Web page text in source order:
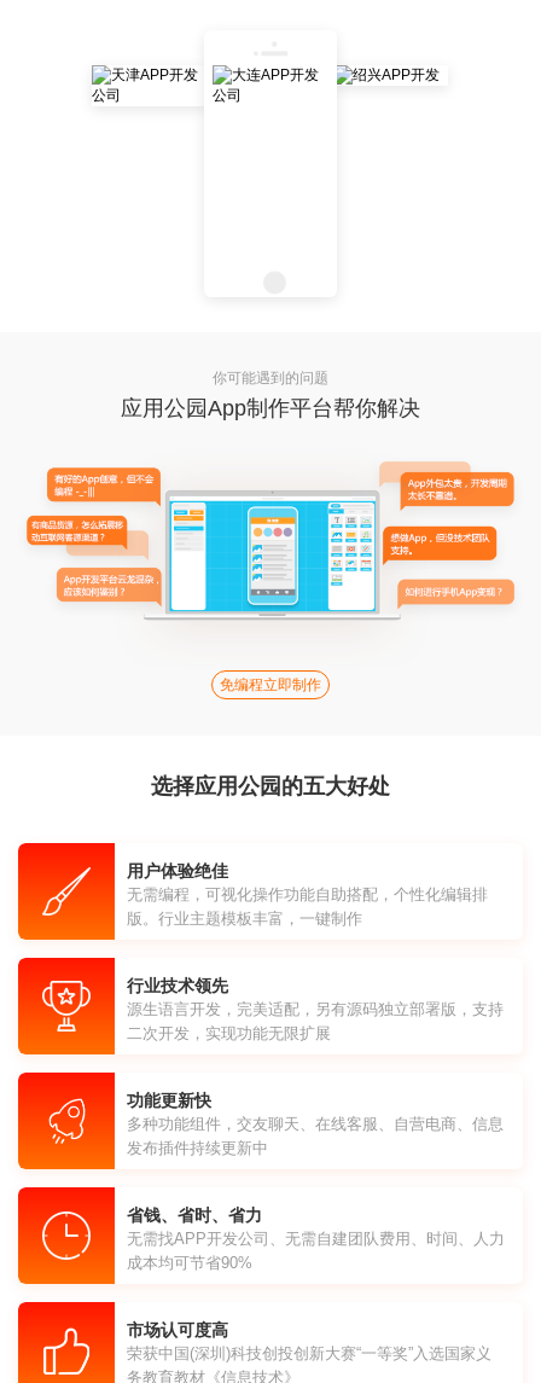
你可能遇到的问题
应用公园App制作平台帮你解决
免编程立即制作
选择应用公园的五大好处
用户体验绝佳
无需编程，可视化操作功能自助搭配，个性化编辑排
版。行业主题模板丰富，一键制作
行业技术领先
源生语言开发，完美适配，另有源码独立部署版，支持
二次开发，实现功能无限扩展
功能更新快
多种功能组件，交友聊天、在线客服、自营电商、信息
发布插件持续更新中
省钱、省时、省力
无需找APP开发公司、无需自建团队费用、时间、人力
成本均可节省90%
市场认可度高
荣获中国(深圳)科技创投创新大赛“一等奖”入选国家义
务教育教材《信息技术》